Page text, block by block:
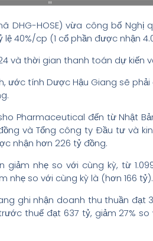
DHG-HOSE) vừa công bố Nghị
40%/cp (1 cổ phần được nhận
và thời gian thanh toán dự kiến
ước tính Dược Hậu Giang sẽ
Pharmaceutical đến từ Nhật
và Tổng công ty Đầu tư và
nhận hơn 226 tỷ đồng.
giảm nhẹ so với cùng kỳ, từ
nhẹ so với cùng kỳ là (hơn 166 tỷ).
ghi nhận doanh thu thuần đạt
thuế đạt 637 tỷ, giảm 27%